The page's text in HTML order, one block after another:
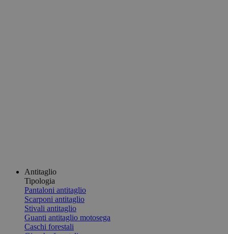
Antitaglio
Tipologia
Pantaloni antitaglio
Scarponi antitaglio
Stivali antitaglio
Guanti antitaglio motosega
Caschi forestali